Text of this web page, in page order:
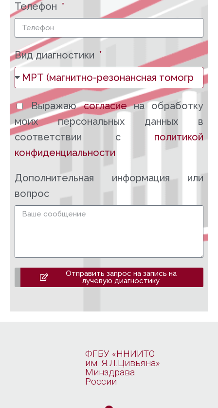
Телефон
Вид диагностики
Выражаюсогласиена обработку
моих персональных данных в
соответствии с политикой
конфиденциальности
Дополнительная информация или
вопрос
Отправить запрос на запись на
лучевую диагностику
ФГБУ «ННИИТО
им. Я.Л.Цивьяна»
Минздрава
России